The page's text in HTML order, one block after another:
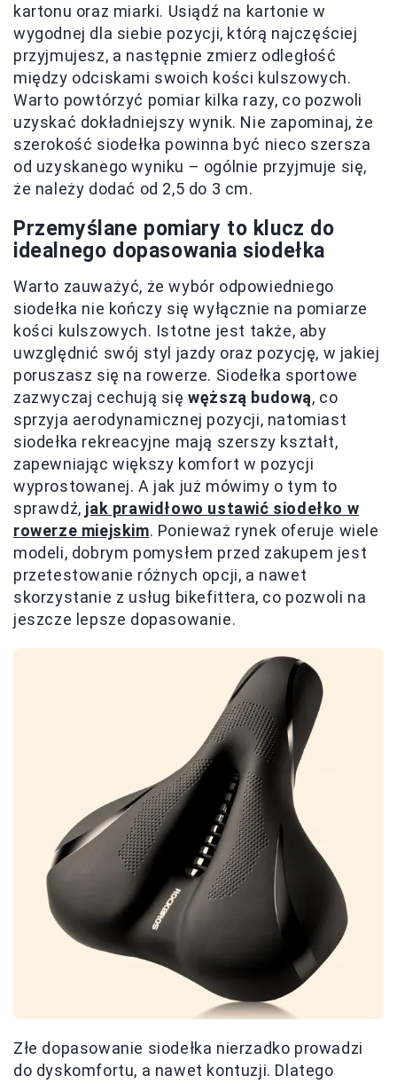
kartonu oraz miarki. Usiądź na kartonie w
wygodnej dla siebie pozycji, którą najczęściej
przyjmujesz, a następnie zmierz odległość
między odciskami swoich kości kulszowych.
Warto powtórzyć pomiar kilka razy, co pozwoli
uzyskać dokładniejszy wynik. Nie zapominaj, że
szerokość siodełka powinna być nieco szersza
od uzyskanego wyniku – ogólnie przyjmuje się,
że należy dodać od 2,5 do 3 cm.
Przemyślane pomiary to klucz do
idealnego dopasowania siodełka
Warto zauważyć, że wybór odpowiedniego
siodełka nie kończy się wyłącznie na pomiarze
kości kulszowych. Istotne jest także, aby
uwzględnić swój styl jazdy oraz pozycję, w jakiej
poruszasz się na rowerze. Siodełka sportowe
zazwyczaj cechują sięwęższą budową, co
sprzyja aerodynamicznej pozycji, natomiast
siodełka rekreacyjne mają szerszy kształt,
zapewniając większy komfort w pozycji
wyprostowanej. A jak już mówimy o tym to
sprawdź, jak prawidłowo ustawić siodełko w
rowerze miejskim. Ponieważ rynek oferuje wiele
modeli, dobrym pomysłem przed zakupem jest
przetestowanie różnych opcji, a nawet
skorzystanie z usług bikefittera, co pozwoli na
jeszcze lepsze dopasowanie.
Złe dopasowanie siodełka nierzadko prowadzi
do dyskomfortu, a nawet kontuzji. Dlatego